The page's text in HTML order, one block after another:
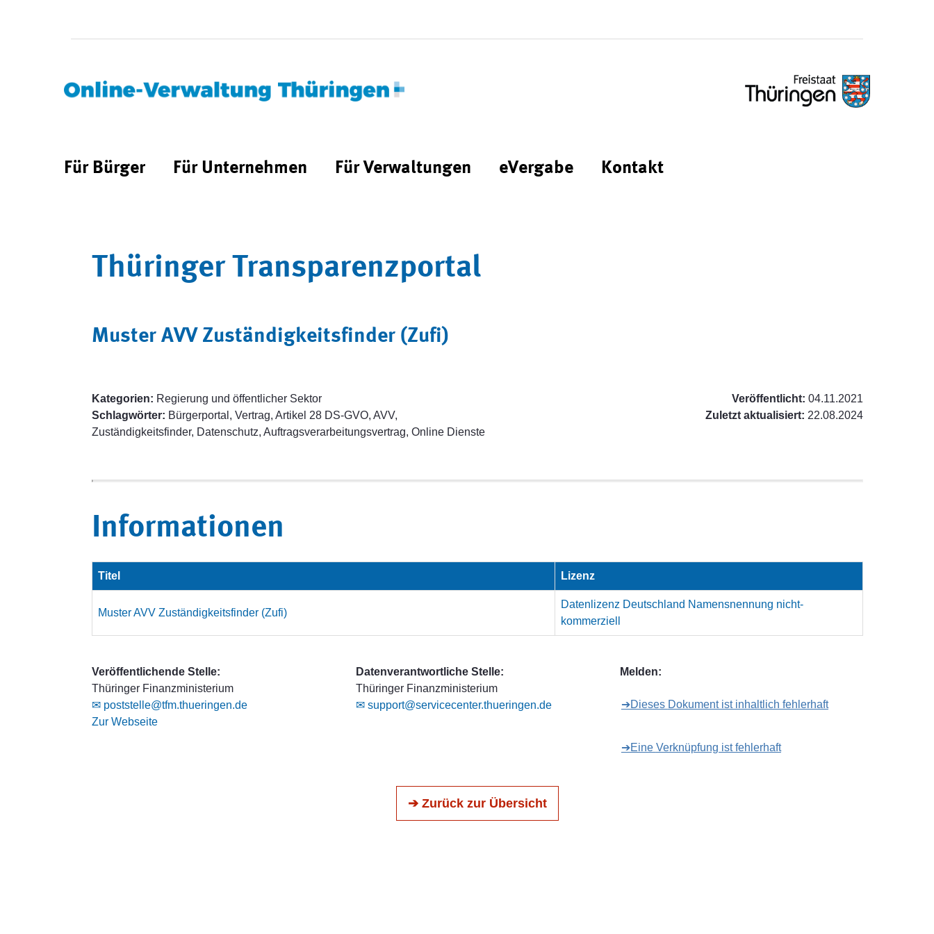
Für Bürger Für Unternehmen Für Verwaltungen eVergabe Kontakt
Thüringer Transparenzportal
Muster AVV Zuständigkeitsfinder (Zufi)
Kategorien: Regierung und öffentlicher Sektor
Schlagwörter: Bürgerportal, Vertrag, Artikel 28 DS-GVO, AVV,
Zuständigkeitsfinder, Datenschutz, Auftragsverarbeitungsvertrag, Online Dienste
Veröffentlicht: 04.11.2021
Zuletzt aktualisiert: 22.08.2024
Informationen
Titel Lizenz
Muster AVV Zuständigkeitsfinder (Zufi)
Datenlizenz Deutschland Namensnennung nicht-
kommerziell
Veröffentlichende Stelle:
Thüringer Finanzministerium
✉ poststelle@tfm.thueringen.de
Zur Webseite
Datenverantwortliche Stelle:
Thüringer Finanzministerium
✉ support@servicecenter.thueringen.de
Melden:
➔Dieses Dokument ist inhaltlich fehlerhaft
➔Eine Verknüpfung ist fehlerhaft
➔ Zurück zur Übersicht